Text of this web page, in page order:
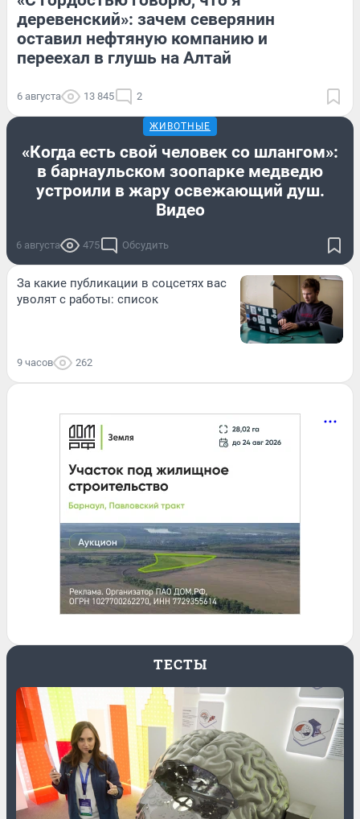
деревенский»: зачем северянин
оставил нефтяную компанию и
переехал в глушь на Алтай
6 августа 13 845 2
ЖИВОТНЫЕ
«Когда есть свой человек со шлангом»:
в барнаульском зоопарке медведю
устроили в жару освежающий душ.
Видео
6 августа 475 Обсудить
За какие публикации в соцсетях вас
уволят с работы: список
9 часов 262
ТЕСТЫ